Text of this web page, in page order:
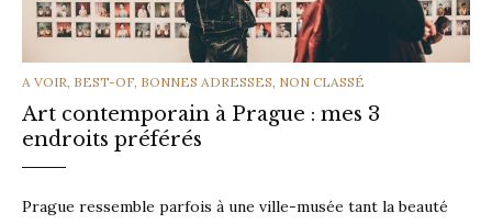
CATEGORIES
A VOIR BEST-OF BONNES ADRESSES NON CLASSÉ
Art contemporain à Prague : mes 3
endroits préférés
Prague ressemble parfois à une ville-musée tant la beauté